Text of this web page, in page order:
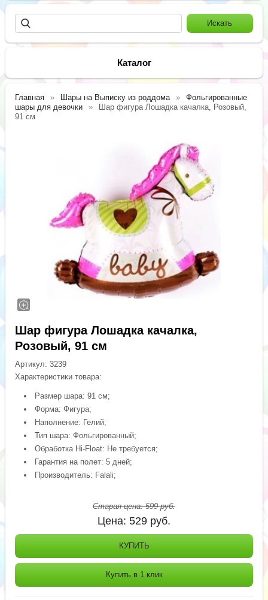
Каталог
Главная Шары на Выписку из роддома
Фольгированные
шары для девочки
Шар фигура Лошадка качалка, Розовый,
91 см
Шар фигура Лошадка качалка,
Розовый, 91 см
Артикул:3239
Характеристики товара:
Размер шара: 91 см;
Форма: Фигура;
Наполнение: Гелий;
Тип шара: Фольгированный;
Обработка Hi-Float: Не требуется;
Гарантия на полет: 5 дней;
Производитель: Falali;
Старая цена:599руб.
Цена: 529 руб.
КУПИТЬ
Купить в 1 клик